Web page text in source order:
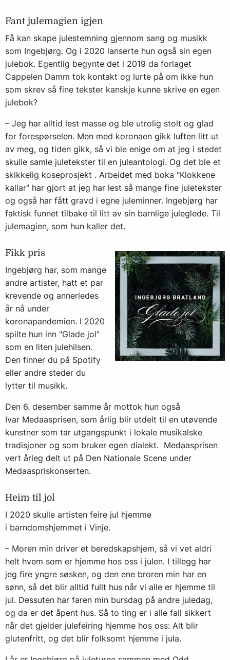
Fant julemagien igjen
Få kan skape julestemning gjennom sang og musikk
som Ingebjørg. Og i 2020 lanserte hun også sin egen
julebok. Egentlig begynte det i 2019 da forlaget
Cappelen Damm tok kontakt og lurte på om ikke hun
som skrev så fine tekster kanskje kunne skrive en egen
julebok?
– Jeg har alltid lest masse og ble utrolig stolt og glad
for forespørselen. Men med koronaen gikk luften litt ut
av meg, og tiden gikk, så vi ble enige om at jeg i stedet
skulle samle juletekster til en juleantologi. Og det ble et
skikkelig koseprosjekt . Arbeidet med boka "Klokkene
kallar" har gjort at jeg har lest så mange fine juletekster
og også har fått gravd i egne juleminner. Ingebjørg har
faktisk funnet tilbake til litt av sin barnlige juleglede. Til
julemagien, som hun kaller det.
Fikk pris
Ingebjørg har, som mange
andre artister, hatt et par
krevende og annerledes
år nå under
koronapandemien. I 2020
spilte hun inn "Glade jol"
som en liten julehilsen.
Den finner du på Spotify
eller andre steder du
lytter til musikk.
Den 6. desember samme år mottok hun også
Ivar Medaasprisen, som årlig blir utdelt til en utøvende
kunstner som tar utgangspunkt i lokale musikalske
tradisjoner og som bruker egen dialekt. Medaasprisen
vert årleg delt ut på Den Nationale Scene under
Medaaspriskonserten.
Heim til jol
I 2020 skulle artisten feire jul hjemme
i barndomshjemmet i Vinje.
– Moren min driver et beredskapshjem, så vi vet aldri
helt hvem som er hjemme hos oss i julen. I tillegg har
jeg fire yngre søsken, og den ene broren min har en
sønn, så det blir alltid fullt hus når vi alle er hjemme til
jul. Dessuten har faren min bursdag på andre juledag,
og da er det åpent hus. Så to ting er i alle fall sikkert
når det gjelder julefeiring hjemme hos oss: Alt blir
glutenfritt, og det blir folksomt hjemme i jula.